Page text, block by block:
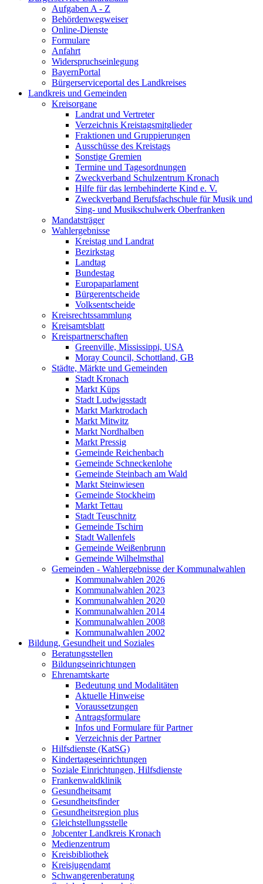
Aufgaben A - Z
Behördenwegweiser
Online-Dienste
Formulare
Anfahrt
Widerspruchseinlegung
BayernPortal
Bürgerserviceportal des Landkreises
Landkreis und Gemeinden
Kreisorgane
Landrat und Vertreter
Verzeichnis Kreistagsmitglieder
Fraktionen und Gruppierungen
Ausschüsse des Kreistags
Sonstige Gremien
Termine und Tagesordnungen
Zweckverband Schulzentrum Kronach
Hilfe für das lernbehinderte Kind e. V.
Zweckverband Berufsfachschule für Musik und
Sing- und Musikschulwerk Oberfranken
Mandatsträger
Wahlergebnisse
Kreistag und Landrat
Bezirkstag
Landtag
Bundestag
Europaparlament
Bürgerentscheide
Volksentscheide
Kreisrechtssammlung
Kreisamtsblatt
Kreispartnerschaften
Greenville, Mississippi, USA
Moray Council, Schottland, GB
Städte, Märkte und Gemeinden
Stadt Kronach
Markt Küps
Stadt Ludwigsstadt
Markt Marktrodach
Markt Mitwitz
Markt Nordhalben
Markt Pressig
Gemeinde Reichenbach
Gemeinde Schneckenlohe
Gemeinde Steinbach am Wald
Markt Steinwiesen
Gemeinde Stockheim
Markt Tettau
Stadt Teuschnitz
Gemeinde Tschirn
Stadt Wallenfels
Gemeinde Weißenbrunn
Gemeinde Wilhelmsthal
Gemeinden - Wahlergebnisse der Kommunalwahlen
Kommunalwahlen 2026
Kommunalwahlen 2023
Kommunalwahlen 2020
Kommunalwahlen 2014
Kommunalwahlen 2008
Kommunalwahlen 2002
Bildung, Gesundheit und Soziales
Beratungsstellen
Bildungseinrichtungen
Ehrenamtskarte
Bedeutung und Modalitäten
Aktuelle Hinweise
Voraussetzungen
Antragsformulare
Infos und Formulare für Partner
Verzeichnis der Partner
Hilfsdienste (KatSG)
Kindertageseinrichtungen
Soziale Einrichtungen, Hilfsdienste
Frankenwaldklinik
Gesundheitsamt
Gesundheitsfinder
Gesundheitsregion plus
Gleichstellungsstelle
Jobcenter Landkreis Kronach
Medienzentrum
Kreisbibliothek
Kreisjugendamt
Schwangerenberatung